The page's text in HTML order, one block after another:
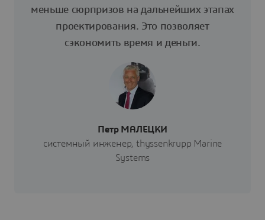
меньше сюрпризов на дальнейших этапах
проектирования. Это позволяет
сэкономить время и деньги.
Петр МАЛЕЦКИ
системный инженер, thyssenkrupp Marine
Systems